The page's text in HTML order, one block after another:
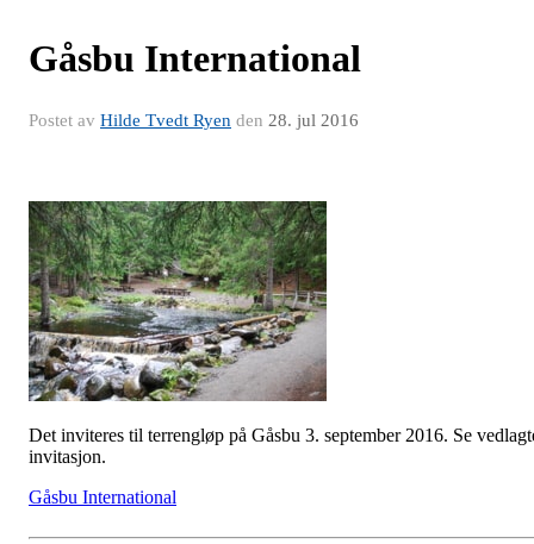
Gåsbu International
Postet av Hilde Tvedt Ryen den 28. jul 2016
Det inviteres til terrengløp på Gåsbu 3. september 2016. Se
invitasjon.
Gåsbu International